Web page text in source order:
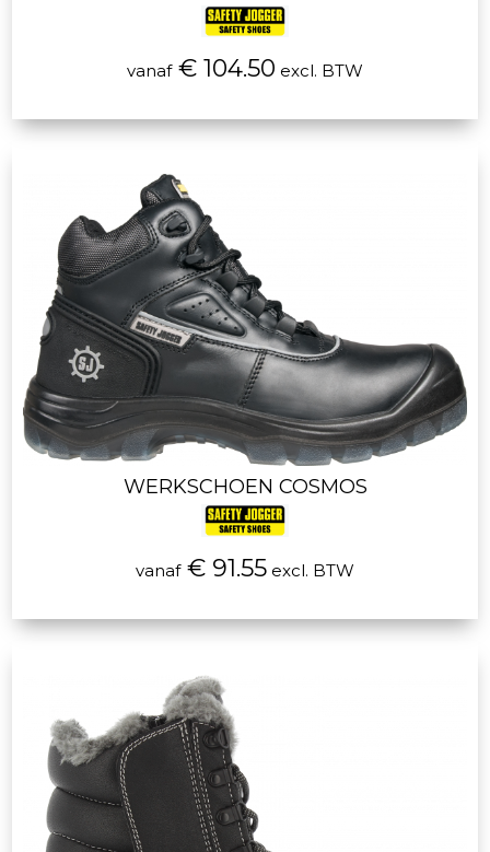
vanaf€ 104.50 excl. BTW
WERKSCHOEN COSMOS
vanaf€ 91.55 excl. BTW